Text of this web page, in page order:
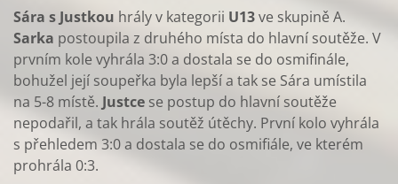
Sára s Justkou hrály v kategorii U13ve skupině A.
Sarka postoupila z druhého místa do hlavní soutěže. V
prvním kole vyhrála 3:0 a dostala se do osmifinále,
bohužel její soupeřka byla lepší a tak se Sára umístila
na 5-8 místě. Justce se postup do hlavní soutěže
nepodařil, a tak hrála soutěž útěchy. První kolo vyhrála
s přehledem 3:0 a dostala se do osmifiále, ve kterém
prohrála 0:3.